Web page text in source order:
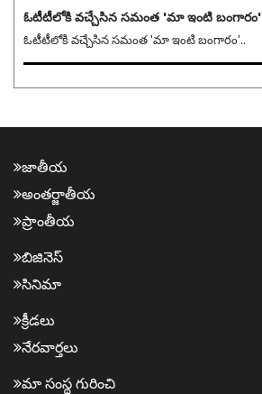
ఓటీటీలోకి వచ్చేసిన సమంత 'మా ఇంటి బంగారం'
ఓటీటీలోకి వచ్చేసిన సమంత 'మా ఇంటి బంగారం'..
జాతీయ
అంత‌ర్జాతీయ
ప్రాంతీయ‌
బిజినెస్
సినిమా
క్రీడ‌లు
నేర‌వార్త‌లు
మా సంస్థ గురించి